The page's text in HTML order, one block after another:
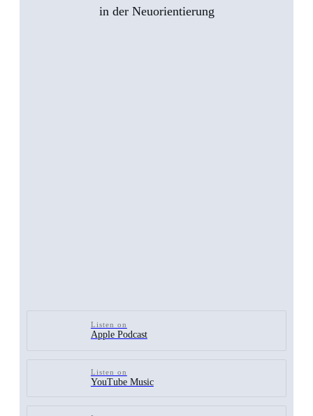
in der Neuorientierung
Listen on
Apple Podcast
Listen on
YouTube Music